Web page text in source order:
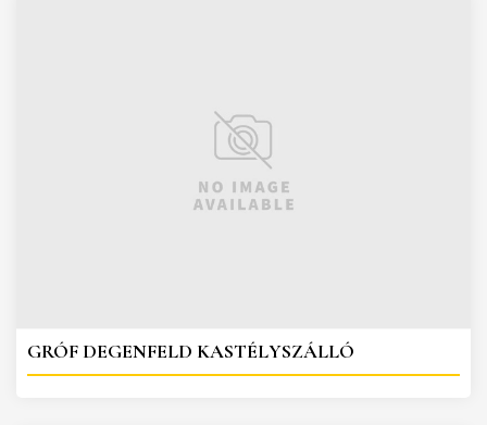
GRÓF DEGENFELD KASTÉLYSZÁLLÓ